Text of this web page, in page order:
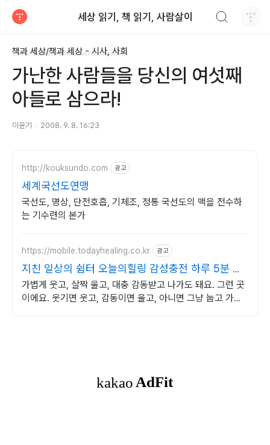
세상 읽기, 책 읽기, 사람살이
책과 세상/책과 세상 - 시사, 사회
가난한 사람들을 당신의 여섯째
아들로 삼으라!
이윤기 2008. 9. 8. 16:23
http://kouksundo.com 광고
세계국선도연맹
국선도, 명상, 단전호흡, 기체조, 정통 국선도의 맥을 전수하
는 기수련의 본가
https://mobile.todayhealing.co.kr 광고
지친 일상의 쉼터 오늘의힐링 감성충전 하루 5분 힐
링타임
가볍게 웃고, 살짝 울고, 대충 감동받고 나가도 돼요. 그런 곳
이에요. 웃기면 웃고, 감동이면 울고, 아니면 그냥 눕고 가세